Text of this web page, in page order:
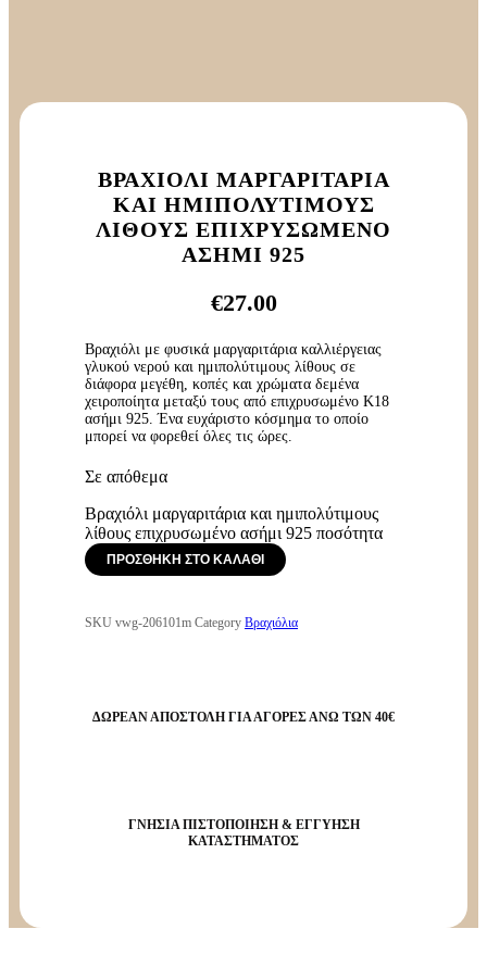
ΒΡΑΧΙΌΛΙ ΜΑΡΓΑΡΙΤΆΡΙΑ
ΚΑΙ ΗΜΙΠΟΛΎΤΙΜΟΥΣ
ΛΊΘΟΥΣ ΕΠΙΧΡΥΣΩΜΈΝΟ
ΑΣΉΜΙ 925
€27.00
Βραχιόλι με φυσικά μαργαριτάρια καλλιέργειας
γλυκού νερού και ημιπολύτιμους λίθους σε
διάφορα μεγέθη, κοπές και χρώματα δεμένα
χειροποίητα μεταξύ τους από επιχρυσωμένο Κ18
ασήμι 925. Ένα ευχάριστο κόσμημα το οποίο
μπορεί να φορεθεί όλες τις ώρες.
Σε απόθεμα
Βραχιόλι μαργαριτάρια και ημιπολύτιμους
λίθους επιχρυσωμένο ασήμι 925 ποσότητα
ΠΡΟΣΘΉΚΗ ΣΤΟ ΚΑΛΆΘΙ
SKU vwg-206101m Category Βραχιόλια
ΔΩΡΕΑΝ ΑΠΟΣΤΟΛΗ ΓΙΑ ΑΓΟΡΕΣ ΑΝΩ ΤΩΝ 40€
ΓΝΗΣΙΑ ΠΙΣΤΟΠΟΙΗΣΗ & ΕΓΓΥΗΣΗ
ΚΑΤΑΣΤΗΜΑΤΟΣ